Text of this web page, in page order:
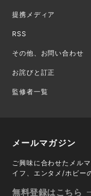
提携メディア
RSS
その他、お問い合わせ
お詫びと訂正
監修者一覧
メールマガジン
ご興味に合わせたメル
イフ、エンタメ/ホビー
無料登録はこちら